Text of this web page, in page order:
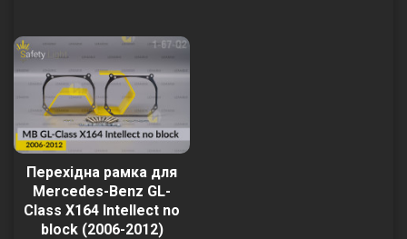
Перехідна рамка для
Mercedes-Benz GL-
Class X164 Intellect no
block (2006-2012)